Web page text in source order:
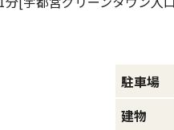
駐車場
建物